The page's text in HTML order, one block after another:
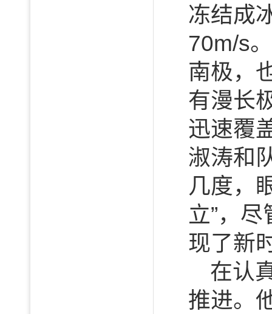
冻结成
70m/s
南极，
有漫长
迅速覆
淑涛和
几度，
立”，
现了新
在认
推进。